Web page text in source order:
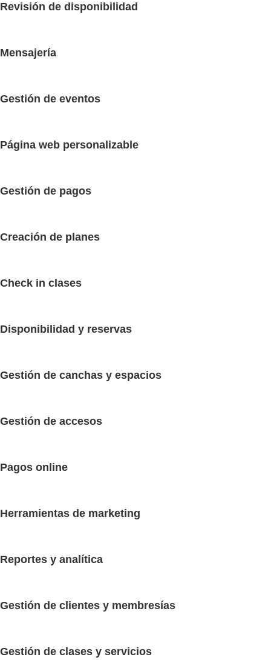
Revisión de disponibilidad
Mensajería
Gestión de eventos
Página web personalizable
Gestión de pagos
Creación de planes
Check in clases
Disponibilidad y reservas
Gestión de canchas y espacios
Gestión de accesos
Pagos online
Herramientas de marketing
Reportes y analítica
Gestión de clientes y membresías
Gestión de clases y servicios